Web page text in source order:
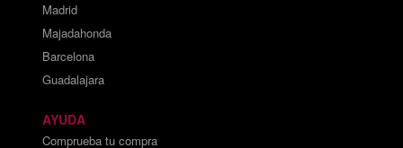
Madrid
Majadahonda
Barcelona
Guadalajara
AYUDA
Comprueba tu compra